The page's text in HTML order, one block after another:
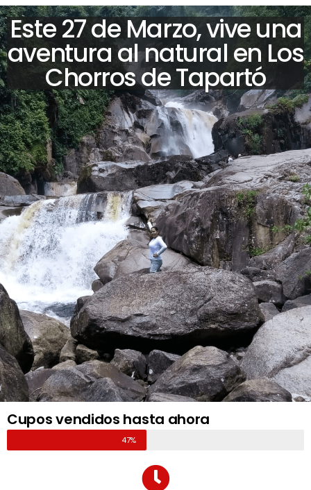
Este 27 de Marzo, vive una
aventura al natural en Los
Chorros de Tapartó
Cupos vendidos hasta ahora
47%